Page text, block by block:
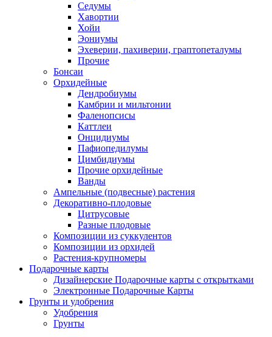
Седумы
Хавортии
Хойи
Эониумы
Эхеверии, пахиверии, граптопеталумы
Прочие
Бонсаи
Орхидейные
Дендробиумы
Камбрии и мильтонии
Фаленопсисы
Каттлеи
Онцидиумы
Пафиопедилумы
Цимбидиумы
Прочие орхидейные
Ванды
Ампельные (подвесные) растения
Декоративно-плодовые
Цитрусовые
Разные плодовые
Композиции из суккулентов
Композиции из орхидей
Растения-крупномеры
Подарочные карты
Дизайнерские Подарочные карты с открытками
Электронные Подарочные Карты
Грунты и удобрения
Удобрения
Грунты